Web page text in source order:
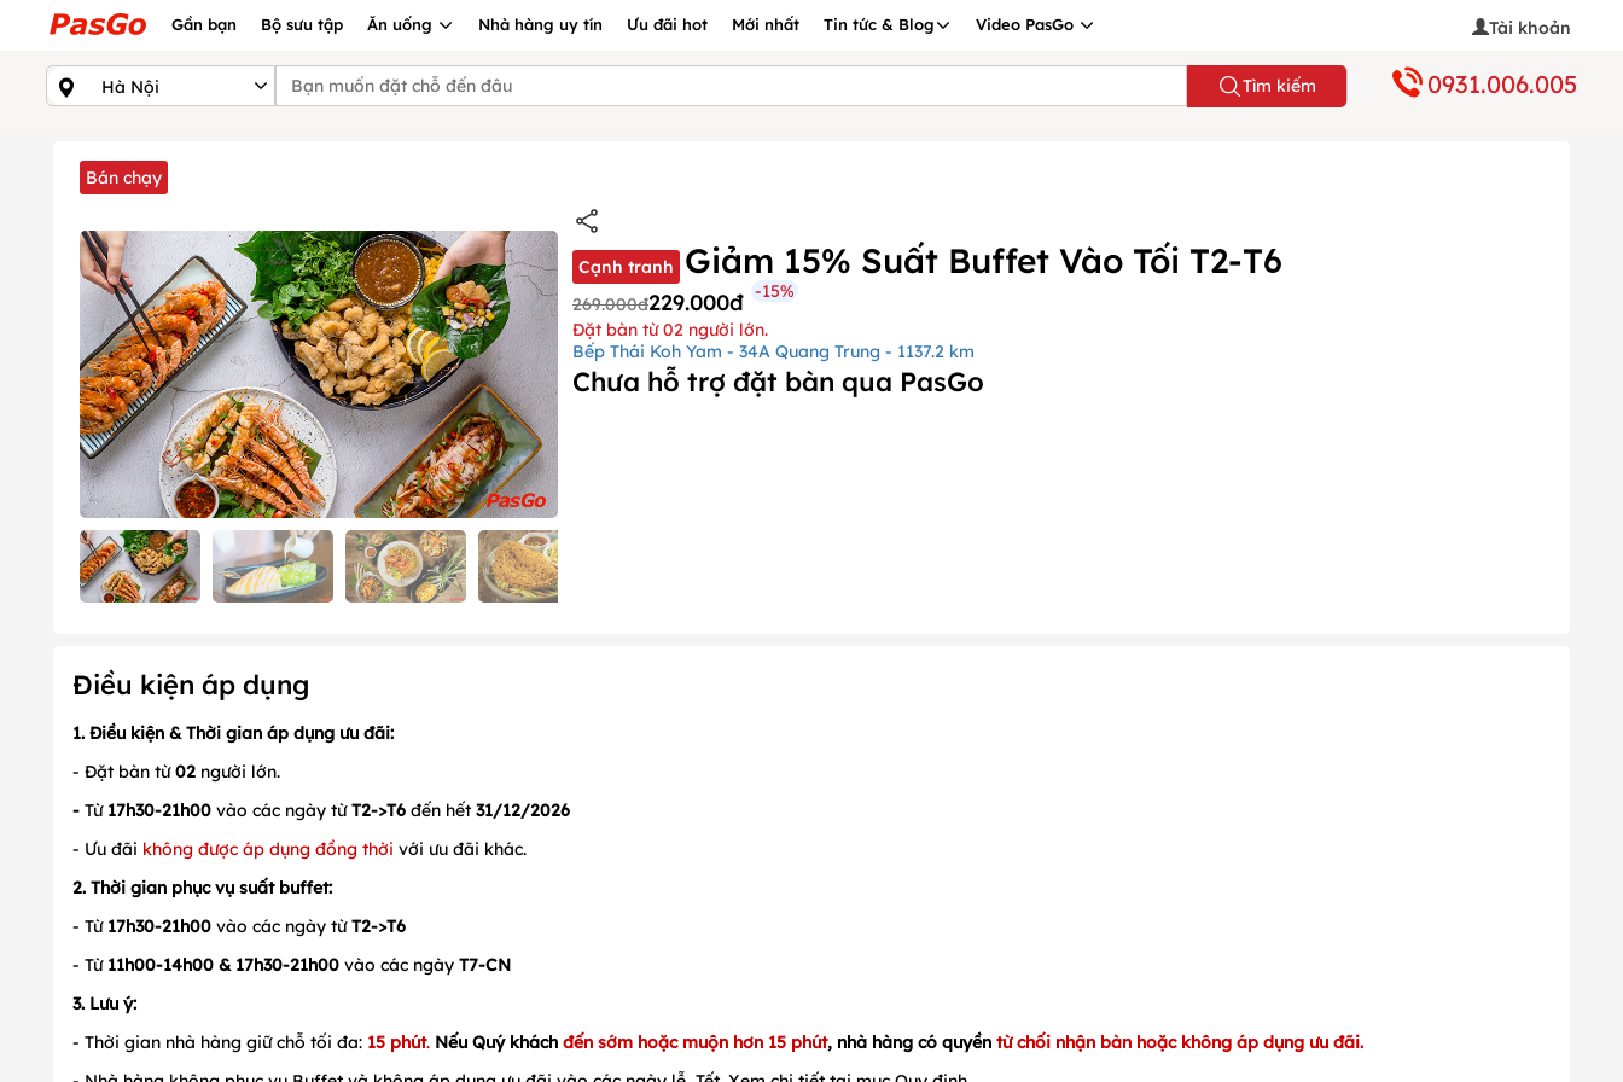
Gần bạn Bộ sưu tập Ăn uống Nhà hàng uy tín Ưu đãi hot Mới nhất Tin tức & Blog Video PasGo Tài khoản
Tìm kiếm 0931.006.005
Bán chạy
Cạnh tranh Giảm 15% Suất Buffet Vào Tối T2-T6
269.000đ229.000đ -15%
Đặt bàn từ 02 người lớn.
Bếp Thái Koh Yam - 34A Quang Trung - 1137.2 km
Chưa hỗ trợ đặt bàn qua PasGo
Điều kiện áp dụng
1. Điều kiện & Thời gian áp dụng ưu đãi:
- Đặt bàn từ02 người lớn.
- Từ 17h30-21h00 vào các ngày từT2->T6 đến hết 31/12/2026
- Ưu đãi không được áp dụng đồng thời với ưu đãi khác.
2. Thời gian phục vụ suất buffet:
- Từ 17h30-21h00 vào các ngày từT2->T6
- Từ 11h00-14h00 & 17h30-21h00 vào các ngày T7-CN
3. Lưu ý:
- Thời gian nhà hàng giữ chỗ tối đa: 15 phút. Nếu Quý khách đến sớm hoặc muộn hơn 15 phút, nhà hàng có quyền từ chối nhận bàn hoặc không áp dụng ưu đãi.